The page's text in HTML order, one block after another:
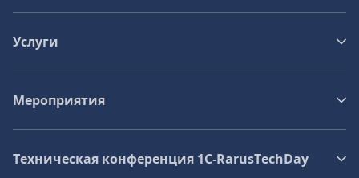
Услуги
Мероприятия
Техническая конференция 1C‑RarusTechDay